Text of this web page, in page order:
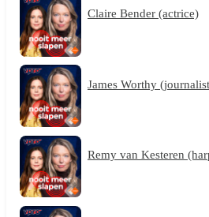
Claire Bender (actrice)
James Worthy
Remy van Kesteren